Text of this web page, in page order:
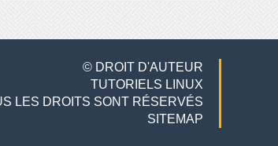
© DROIT D'AUTEUR
TUTORIELS LINUX
LES DROITS SONT RÉSERVÉS
SITEMAP